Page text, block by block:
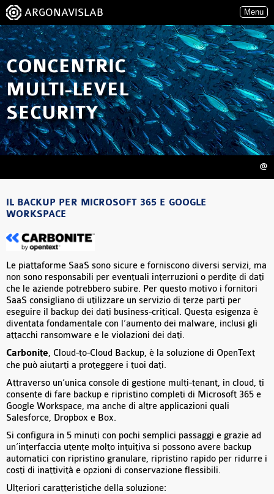
ARGONAVISLAB Menu
CONCENTRIC
MULTI-LEVEL
SECURITY
@
IL BACKUP PER MICROSOFT 365 E GOOGLE
WORKSPACE
Le piattaforme SaaS sono sicure e forniscono diversi servizi, ma
non sono responsabili per eventuali interruzioni o perdite di dati
che le aziende potrebbero subire. Per questo motivo i fornitori
SaaS consigliano di utilizzare un servizio di terze parti per
eseguire il backup dei dati business-critical. Questa esigenza è
diventata fondamentale con l’aumento dei malware, inclusi gli
attacchi ransomware e le violazioni dei dati.
Carbonite, Cloud-to-Cloud Backup, è la soluzione di OpenText
che può aiutarti a proteggere i tuoi dati.
Attraverso un’unica console di gestione multi-tenant, in cloud, ti
consente di fare backup e ripristino completi di Microsoft 365 e
Google Workspace, ma anche di altre applicazioni quali
Salesforce, Dropbox e Box.
Si configura in 5 minuti con pochi semplici passaggi e grazie ad
un’interfaccia utente molto intuitiva si possono avere backup
automatici con ripristino granulare, ripristino rapido per ridurre i
costi di inattività e opzioni di conservazione flessibili.
Ulteriori caratteristiche della soluzione: